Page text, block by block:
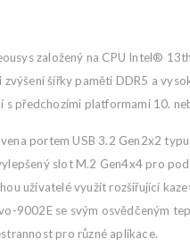
založený na CPU Intel®
šířky paměti DDR5 a
předchozími platformami 10.
portem USB 3.2 Gen2x2
slot M.2 Gen4x4 pro
uživatelé využít rozšiřující
9002E se svým osvědčeným
pro různé aplikace.